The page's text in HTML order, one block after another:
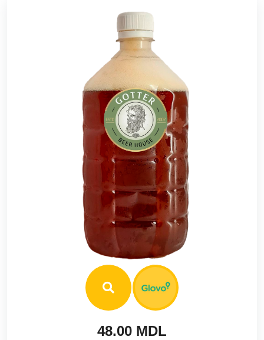
48.00 MDL